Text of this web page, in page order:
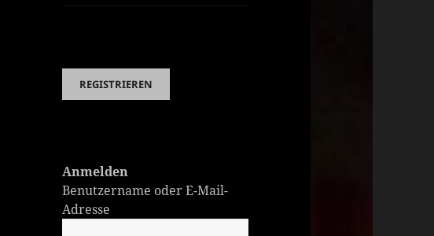
Anmelden
Benutzername oder E-Mail-
Adresse